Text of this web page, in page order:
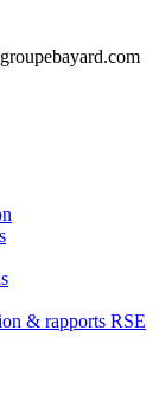
& rapports RSE